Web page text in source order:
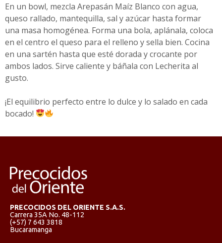
En un bowl, mezcla Arepasán Maíz Blanco con agua,
queso rallado, mantequilla, sal y azúcar hasta formar
una masa homogénea. Forma una bola, aplánala, coloca
en el centro el queso para el relleno y sella bien. Cocina
en una sartén hasta que esté dorada y crocante por
ambos lados. Sirve caliente y báñala con Lecherita al
gusto.
¡El equilibrio perfecto entre lo dulce y lo salado en cada
bocado!
PRECOCIDOS DEL ORIENTE S.A.S.
Carrera 35A No. 48-112
(+57) 7 643 3818
Bucaramanga